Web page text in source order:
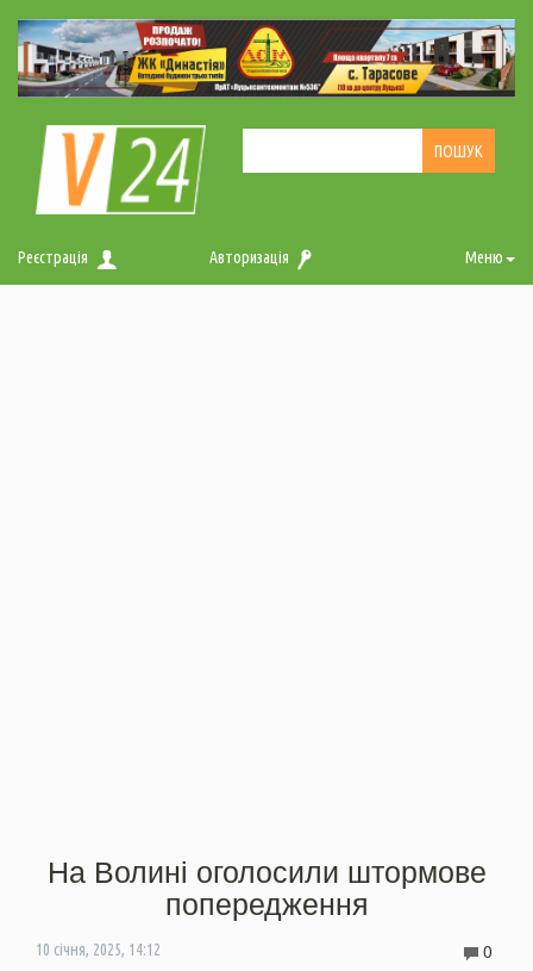
Реєстрація Авторизація Меню
На Волині оголосили штормове
попередження
10 січня, 2025, 14:12 0